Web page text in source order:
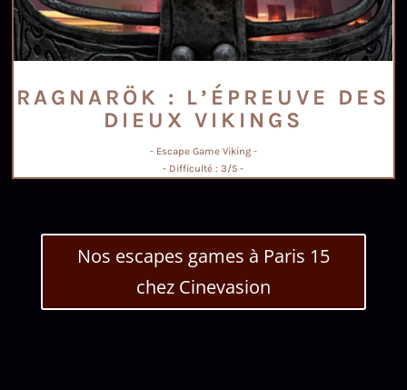
RAGNARÖK : L’ÉPREUVE DES
DIEUX VIKINGS
- Escape Game Viking -
- Difficulté : 3/5 -
Nos escapes games à Paris 15
chez Cinevasion